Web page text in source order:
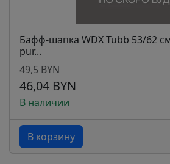
Бафф-шапка WDX Tubb 53/62
pur...
49,5 BYN
46,04 BYN
В наличии
В корзину